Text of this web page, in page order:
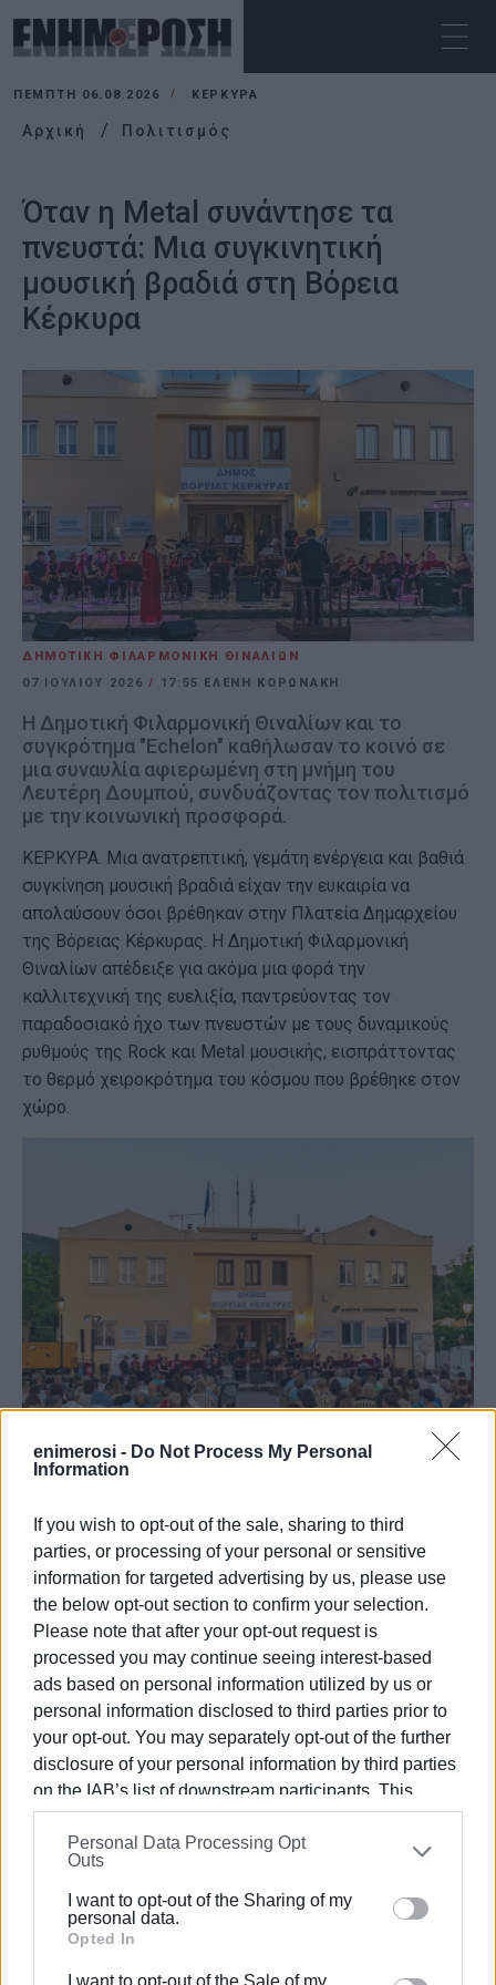
enimerosi - Do Not Process My Personal
Information
If you wish to opt-out of the sale, sharing to third
parties, or processing of your personal or sensitive
information for targeted advertising by us, please use
the below opt-out section to confirm your selection.
Please note that after your opt-out request is
processed you may continue seeing interest-based
ads based on personal information utilized by us or
personal information disclosed to third parties prior to
your opt-out. You may separately opt-out of the further
disclosure of your personal information by third parties
on the IAB’s list of downstream participants. This
information may also be disclosed by us to third parties
on theIAB’s List of Downstream Participants
that may
further disclose it to other third parties.
Please note that this website/app uses one or more
Google services and may gather and store information
Personal Data Processing Opt
Outs
I want to opt-out of the Sharing of my
personal data.
Opted In
I want to opt-out of the Sale of my
ΠΈΜΠΤΗ 06.08.2026 ΚΕΡΚΥΡΑ
Αρχική Πολιτισμός
Όταν η Metal συνάντησε τα
πνευστά: Μια συγκινητική
μουσική βραδιά στη Βόρεια
Κέρκυρα
ΔΗΜΟΤΙΚΗ ΦΙΛΑΡΜΟΝΙΚΗ ΘΙΝΑΛΙΩΝ
07 ΙΟΥΛΊΟΥ 2026/ 17:55 ΕΛΕΝΗ ΚΟΡΩΝΑΚΗ
Η Δημοτική Φιλαρμονική Θιναλίων και το
συγκρότημα "Echelon" καθήλωσαν το κοινό σε
μια συναυλία αφιερωμένη στη μνήμη του
Λευτέρη Δουμπού, συνδυάζοντας τον πολιτισμό
με την κοινωνική προσφορά.
ΚΕΡΚΥΡΑ. Μια ανατρεπτική, γεμάτη ενέργεια και βαθιά
συγκίνηση μουσική βραδιά είχαν την ευκαιρία να
απολαύσουν όσοι βρέθηκαν στην Πλατεία Δημαρχείου
της Βόρειας Κέρκυρας. Η Δημοτική Φιλαρμονική
Θιναλίων απέδειξε για ακόμα μια φορά την
καλλιτεχνική της ευελιξία, παντρεύοντας τον
παραδοσιακό ήχο των πνευστών με τους δυναμικούς
ρυθμούς της Rock και Metal μουσικής, εισπράττοντας
το θερμό χειροκρότημα του κόσμου που βρέθηκε στον
χώρο.
από τη Φιλαρμονική μας και την εξαίρετη σοπράνο κ.
Δέσποινα - Ειρήνη Πουλιάση, ενώ στο Β' Μέρος η
Φιλαρμονική μας και το Rock/Metal Συγκρότημα
"Echelon", για πρώτη φορά παρουσίασαν ολόκληρο το
άλμπουμ με τίτλο "Secret Power", σε μεταγραφή για
μπάντα πνευστών του κ. Σπύρου Δαφνή.
Η παρουσίαση του άλμπουμ από τα δύο σύνολα,
αφιερώθηκε στη μνήμη του Λευτέρη Δουμπού, ιδρυτή
των "Echelon".
Τη Μουσική Διεύθυνση είχε ο Αρχιμουσικός, κ. Διονύσης
Μαρτίνης.
Παράλληλα στην είσοδο της Πλατείας Δημαρχείου
Βόρειας Κέρκυρας, διεξαγόταν ενημερωτική δράση από
το Σύλλογο Εθελοντών Αιμοδοτών & Δοτών Μυελού
των Οστών, "Πανδότης" και τον πρόεδρο κ. Αναστάσιο